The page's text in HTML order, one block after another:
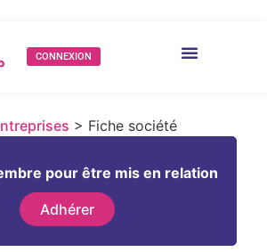
CONNEXION
> Fiche société
pour être mis en relation
Adhérer